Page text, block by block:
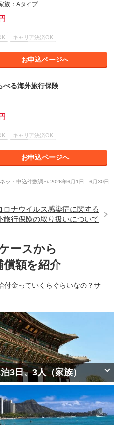
族：Aタイプ
円
キャリア決済OK
お申込ページへ
べる海外旅行保険
円
キャリア決済OK
お申込ページへ
ット申込件数調べ 2026年6月1日～6月30日
ロナウイルス感染症に関する
旅行保険の取り扱いについて
ースから
償額を紹介
付金っていくらぐらいなの？サ
3日、3人（家族）